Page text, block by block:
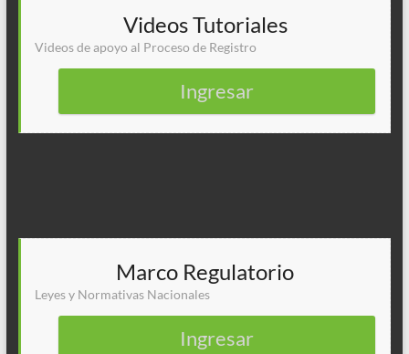
Videos Tutoriales
Videos de apoyo al Proceso de Registro
Ingresar
Marco Regulatorio
Leyes y Normativas Nacionales
Ingresar